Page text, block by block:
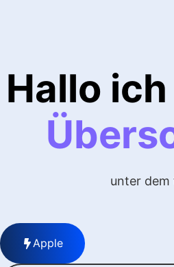
Hallo
unter dem
Apple